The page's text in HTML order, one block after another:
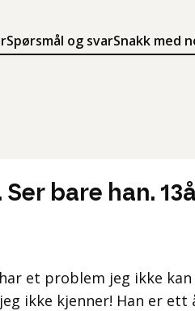
Spørsmål og svarSnakk med
bare han.
et problem jeg ikke kan
ikke kjenner! Han er ett